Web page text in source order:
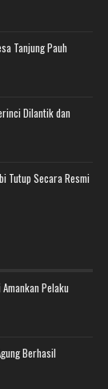
Tanjung Pauh
Dilantik dan
Tutup Secara Resmi
Pelaku
Berhasil